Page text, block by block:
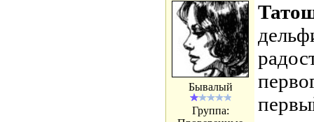
Бывалый
Группа: